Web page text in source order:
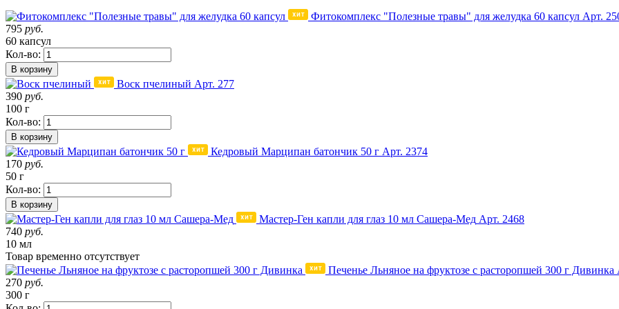
Фитокомплекс "Полезные травы" для желудка 60 капсул Арт.
795 руб.
60 капсул
Кол-во:
В корзину
Воск пчелиный Арт. 277
390 руб.
100 г
Кол-во:
В корзину
Кедровый Марципан батончик 50 г Арт. 2374
170 руб.
50 г
Кол-во:
В корзину
Мастер-Ген капли для глаз 10 мл Сашера-Мед Арт. 2468
740 руб.
10 мл
Товар временно отсутствует
Печенье Льняное на фруктозе с расторопшей 300 г Дивинка
270 руб.
300 г